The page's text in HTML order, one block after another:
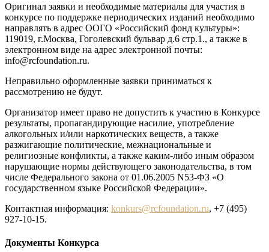
Оригинал заявки и необходимые материалы для участия в
конкурсе по поддержке периодических изданий необходимо
направлять в адрес ООГО «Российский фонд культуры»:
119019, г.Москва, Гоголевский бульвар д.6 стр.1., а также в
электронном виде на адрес электронной почты:
info@rcfoundation.ru.
Неправильно оформленные заявки приниматься к
рассмотрению не будут.
Организатор имеет право не допустить к участию в Конкурсе
результаты, пропагандирующие насилие, употребление
алкогольных и/или наркотических веществ, а также
разжигающие политические, межнациональные и
религиозные конфликты, а также каким-либо иным образом
нарушающие нормы действующего законодательства, в том
числе Федерального закона от 01.06.2005 N53-ФЗ «О
государственном языке Российской Федерации».
Контактная информация: konkurs@rcfoundation.ru, +7 (495)
927-10-15.
Документы Конкурса